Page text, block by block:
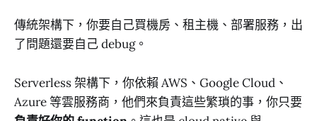
傳統架構下，你要自己買機房、租主機、部署服務，出
了問題還要自己 debug。
Serverless 架構下，你依賴 AWS、Google Cloud、
Azure 等雲服務商，他們來負責這些繁瑣的事，你只要